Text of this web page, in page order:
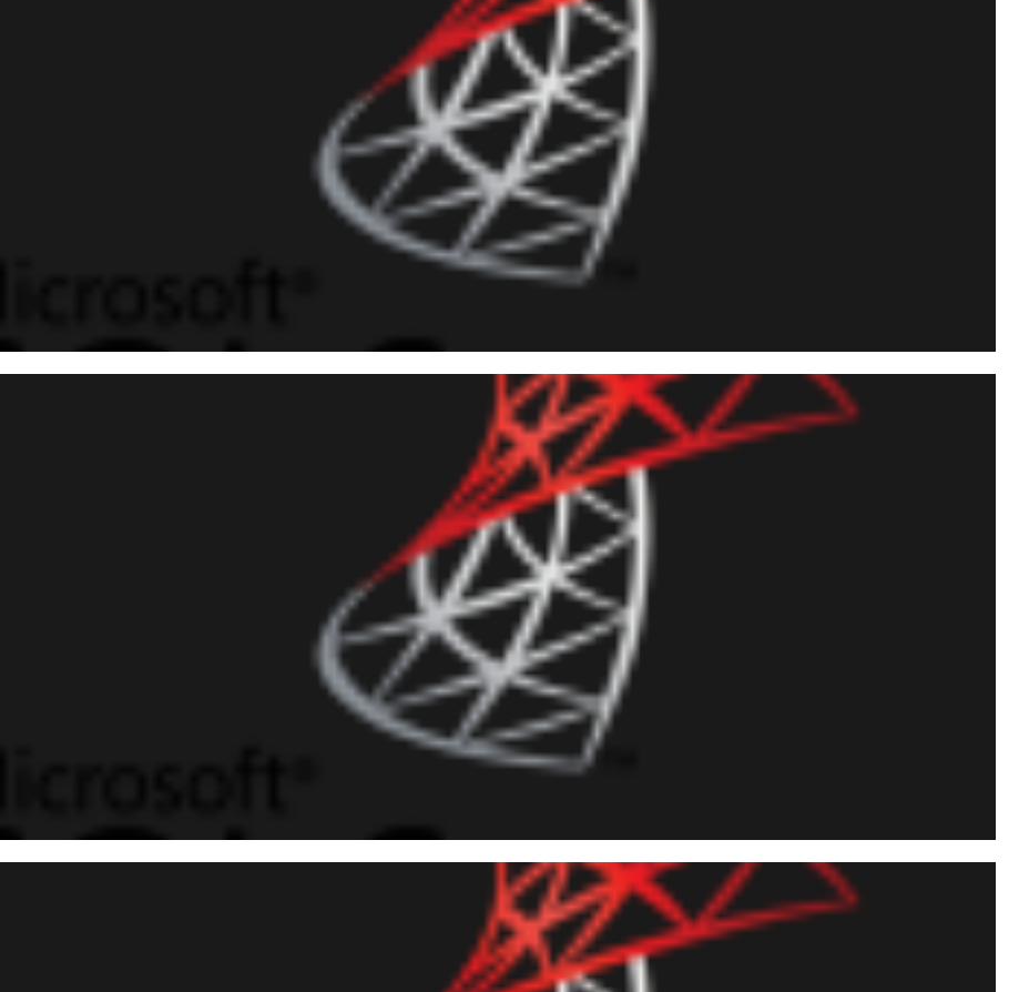
SQL Server - Arredondamento de números seguindo a
SQL Server – Como converter uma string RTF para texto
(Remover tags RTF) utilizando o CLR (C#) ou Powershell